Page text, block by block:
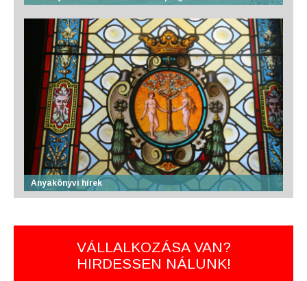
Anyakönyvi hírek
VÁLLALKOZÁSA VAN?
HIRDESSEN NÁLUNK!